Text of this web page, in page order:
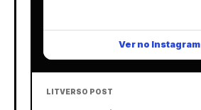
Ver no Instagram
LITVERSO POST